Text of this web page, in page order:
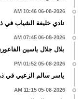
06-08-2026 10:46 AM
نادي خليفة الشياب في
06-08-2026 07:45 AM
بلال جلال ياسين
05-08-2026 01:52 PM
ياسر سالم الزعبي في
05-08-2026 11:15 AM